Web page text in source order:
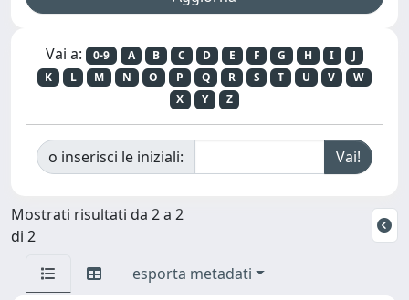
Vai a: 0-9 A B C D E F G H I
J
K
L M N O P Q R S T U V
W
X
Y Z
o inserisci le iniziali:
Mostrati risultati da 2 a 2
di 2
esporta metadati